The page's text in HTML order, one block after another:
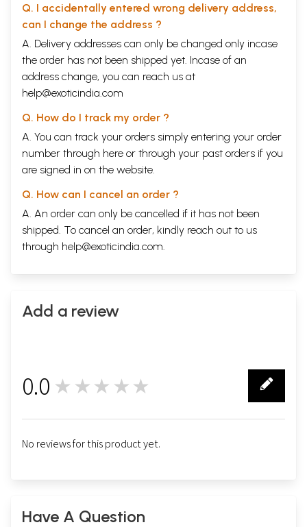
Q. I accidentally entered wrong delivery address,
can I change the address ?
A. Delivery addresses can only be changed only incase
the order has not been shipped yet. Incase of an
address change, you can reach us at
help@exoticindia.com
Q. How do I track my order ?
A. You can track your orders simply entering your order
number through here or through your past orders if you
are signed in on the website.
Q. How can I cancel an order ?
A. An order can only be cancelled if it has not been
shipped. To cancel an order, kindly reach out to us
through help@exoticindia.com.
Add a review
0.0 ★★★★★
No reviews for this product yet.
Have A Question